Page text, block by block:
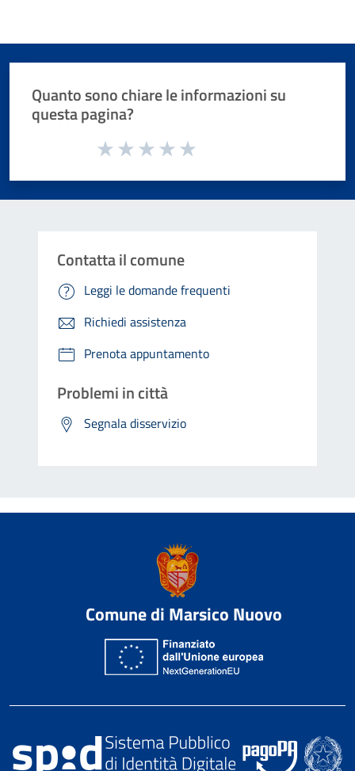
Quanto sono chiare le informazioni su
questa pagina?
Valuta da 1 a 5 stelle la pagina
Contatta il comune
Leggi le domande frequenti
Richiedi assistenza
Prenota appuntamento
Problemi in città
Segnala disservizio
Comune di Marsico Nuovo